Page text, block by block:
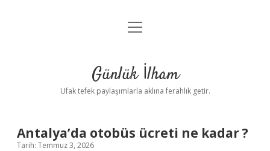
Anasayfa
Yasal Uyarı
menüyü
Günlük İlham
Ufak tefek paylaşımlarla aklına ferahlık getir.
Antalya’da otobüs ücreti ne kadar ?
Tarih: Temmuz 3, 2026